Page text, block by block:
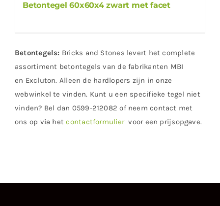
Betontegel 60x60x4 zwart met facet
Betontegels: Bricks and Stones levert het complete
assortiment betontegels van de fabrikanten MBI
en Excluton. Alleen de hardlopers zijn in onze
webwinkel te vinden. Kunt u een specifieke tegel niet
vinden? Bel dan 0599-212082 of neem contact met
ons op via hetcontactformuliervoor een prijsopgave.